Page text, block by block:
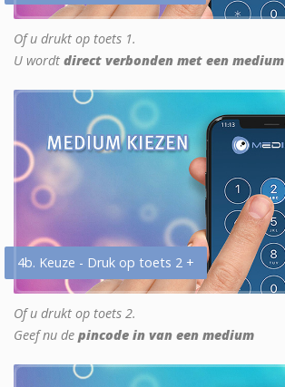
Of u drukt op toets 1.
U wordt direct verbonden met een medium
4b. Keuze - Druk op toets 2 +
Of u drukt op toets 2.
Geef nu de pincode in van een medium